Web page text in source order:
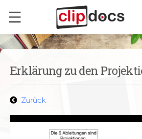
Erklärung zu den
Zurück